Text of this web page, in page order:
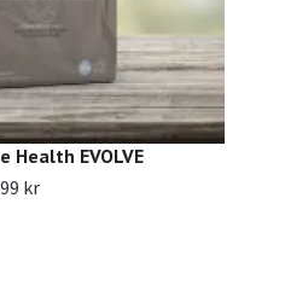
Health EVOLVE
kr